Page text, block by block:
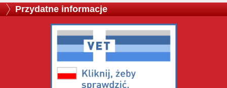
Przydatne informacje